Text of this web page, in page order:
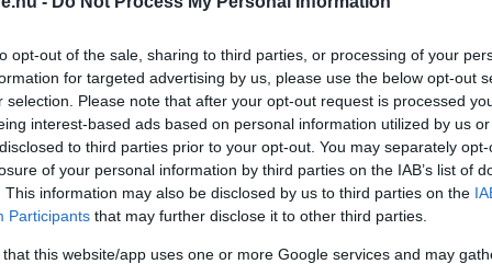
opt-out of the sale, sharing to third parties, or processing of your
for targeted advertising by us, please use the below opt-out
selection. Please note that after your opt-out request is processed
interest-based ads based on personal information utilized by us
to third parties prior to your opt-out. You may separately
of your personal information by third parties on the IAB’s list of
This information may also be disclosed by us to third parties on the
Participants that may further disclose it to other third parties.
that this website/app uses one or more Google services and may
veszélyeztetve lehetsz a kiégés ezen
életed, hogy meg tudj felelni a munkában.
a céljaidba, mint a személyes életedbe.
egészséged annak érdekében, hogy elérd a